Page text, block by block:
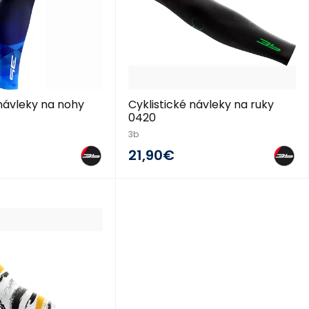
na nohy
Cyklistické návleky na ruky
0420
3b
21,90€